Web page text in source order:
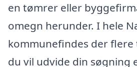
en tømrer eller
omegn herunder. I hele
kommunefindes der flere
du vil udvide din søgning